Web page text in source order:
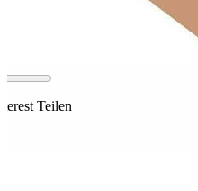
Teilen